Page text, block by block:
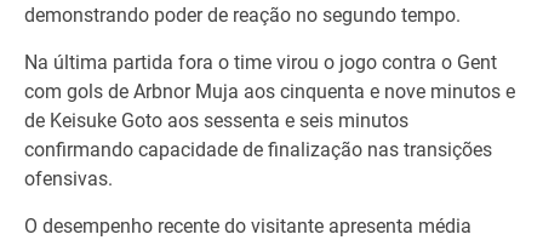
demonstrando poder de reação no segundo tempo.
Na última partida fora o time virou o jogo contra o Gent
com gols de Arbnor Muja aos cinquenta e nove minutos e
de Keisuke Goto aos sessenta e seis minutos
confirmando capacidade de finalização nas transições
ofensivas.
O desempenho recente do visitante apresenta média